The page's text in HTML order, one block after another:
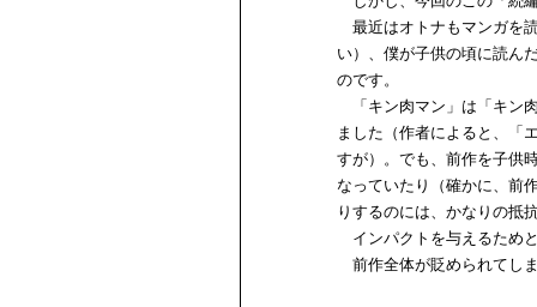
最近はオトナもマンガを
い）、僕が子供の頃に読ん
のです。
「キン肉マン」は「キン
ました（作者によると、「
すが）。でも、前作を子供
なっていたり（確かに、前
りするのには、かなりの抵
インパクトを与えるため
前作全体が貶められてし